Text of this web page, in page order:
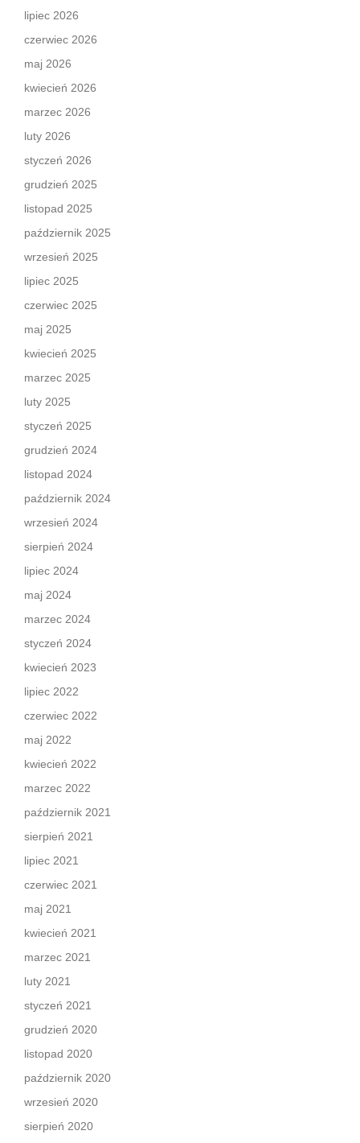
lipiec 2026
czerwiec 2026
maj 2026
kwiecień 2026
marzec 2026
luty 2026
styczeń 2026
grudzień 2025
listopad 2025
październik 2025
wrzesień 2025
lipiec 2025
czerwiec 2025
maj 2025
kwiecień 2025
marzec 2025
luty 2025
styczeń 2025
grudzień 2024
listopad 2024
październik 2024
wrzesień 2024
sierpień 2024
lipiec 2024
maj 2024
marzec 2024
styczeń 2024
kwiecień 2023
lipiec 2022
czerwiec 2022
maj 2022
kwiecień 2022
marzec 2022
październik 2021
sierpień 2021
lipiec 2021
czerwiec 2021
maj 2021
kwiecień 2021
marzec 2021
luty 2021
styczeń 2021
grudzień 2020
listopad 2020
październik 2020
wrzesień 2020
sierpień 2020